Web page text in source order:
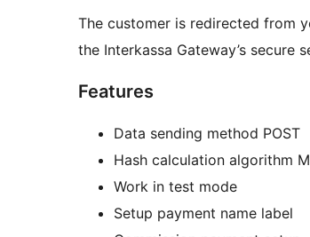
The customer is redirected from
the Interkassa Gateway’s
Features
Data sending method POST
Hash calculation algorithm
Work in test mode
Setup payment name label